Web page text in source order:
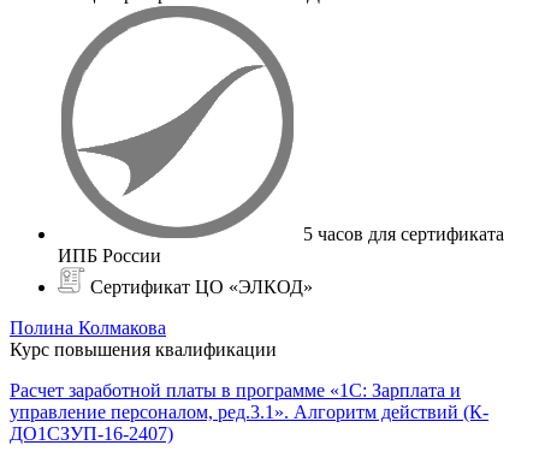
5 часов для сертификата
ИПБ России
Сертификат ЦО «ЭЛКОД»
Полина Колмакова
Курс повышения квалификации
Расчет заработной платы в программе «1С: Зарплата и
управление персоналом, ред.3.1». Алгоритм действий (К-
ДО1СЗУП-16-2407)